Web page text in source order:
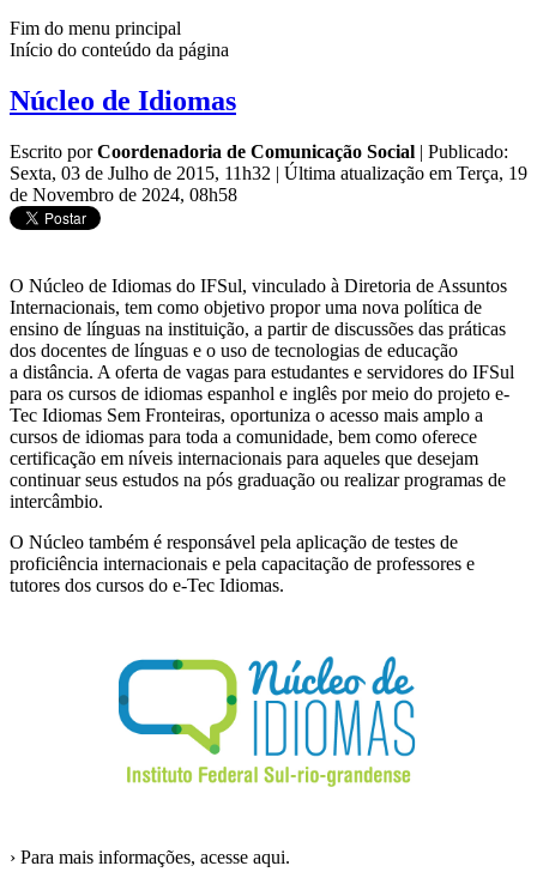
Fim do menu principal
Início do conteúdo da página
Núcleo de Idiomas
Escrito porCoordenadoria de Comunicação Social | Publicado:
Sexta, 03 de Julho de 2015, 11h32 | Última atualização em Terça, 19
de Novembro de 2024, 08h58
O Núcleo de Idiomas do IFSul, vinculado à Diretoria de Assuntos
Internacionais, tem como objetivo propor uma nova política de
ensino de línguas na instituição, a partir de discussões das práticas
dos docentes de línguas e o uso de tecnologias de educação
a distância. A oferta de vagas para estudantes e servidores do IFSul
para os cursos de idiomas espanhol e inglês por meio do projeto e-
Tec Idiomas Sem Fronteiras, oportuniza o acesso mais amplo a
cursos de idiomas para toda a comunidade, bem como oferece
certificação em níveis internacionais para aqueles que desejam
continuar seus estudos na pós graduação ou realizar programas de
intercâmbio.
O Núcleo também é responsável pela aplicação de testes de
proficiência internacionais e pela capacitação de professores e
tutores dos cursos do e-Tec Idiomas.
› Para mais informações, acesse aqui.